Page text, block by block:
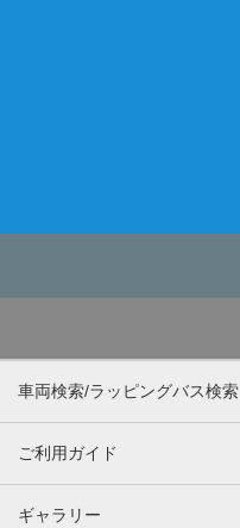
車両検索/ラッピングバス検索
ご利用ガイド
ギャラリー